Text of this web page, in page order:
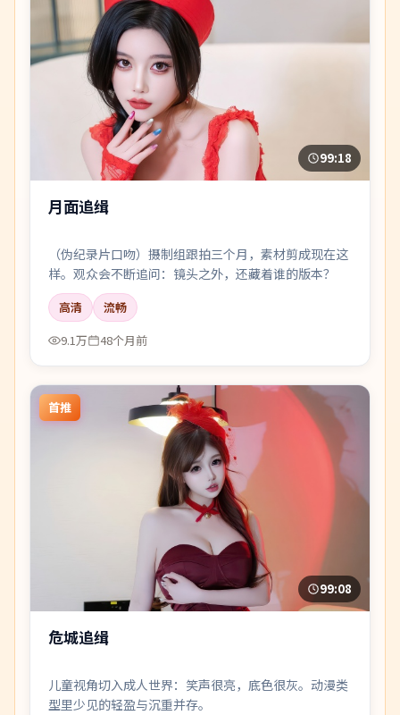
99:18
月面追缉
（伪纪录片口吻）摄制组跟拍三个月，素材剪成现在这
样。观众会不断追问：镜头之外，还藏着谁的版本？
高清
流畅
9.1万
48个月前
首推
99:08
危城追缉
儿童视角切入成人世界：笑声很亮，底色很灰。动漫类
型里少见的轻盈与沉重并存。